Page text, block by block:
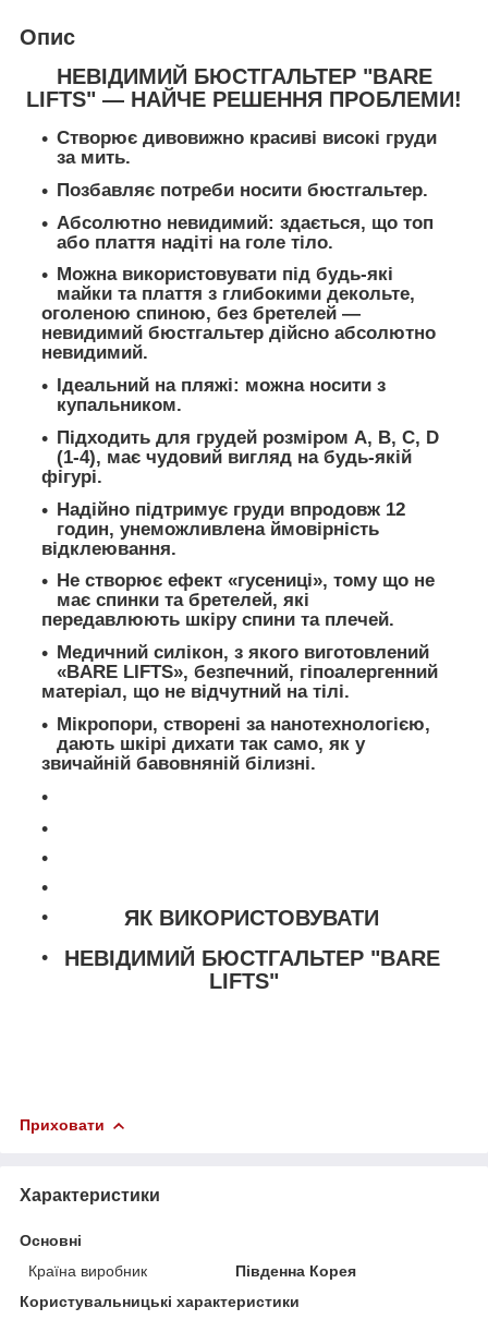
Опис
НЕВІДИМИЙ БЮСТГАЛЬТЕР "BARE
LIFTS" — НАЙЧЕ РЕШЕННЯ ПРОБЛЕМИ!
Створює дивовижно красиві високі груди
за мить.
Позбавляє потреби носити бюстгальтер.
Абсолютно невидимий: здається, що топ
або плаття надіті на голе тіло.
Можна використовувати під будь-які
майки та плаття з глибокими декольте,
оголеною спиною, без бретелей —
невидимий бюстгальтер дійсно абсолютно
невидимий.
Ідеальний на пляжі: можна носити з
купальником.
Підходить для грудей розміром A, B, C, D
(1-4), має чудовий вигляд на будь-якій
фігурі.
Надійно підтримує груди впродовж 12
годин, унеможливлена ймовірність
відклеювання.
Не створює ефект «гусениці», тому що не
має спинки та бретелей, які
передавлюють шкіру спини та плечей.
Медичний силікон, з якого виготовлений
«BARE LIFTS», безпечний, гіпоалергенний
матеріал, що не відчутний на тілі.
Мікропори, створені за нанотехнологією,
дають шкірі дихати так само, як у
звичайній бавовняній білизні.
ЯК ВИКОРИСТОВУВАТИ
НЕВІДИМИЙ БЮСТГАЛЬТЕР "BARE
LIFTS"
Приховати
Характеристики
Основні
Країна виробник
Південна Корея
Користувальницькі характеристики